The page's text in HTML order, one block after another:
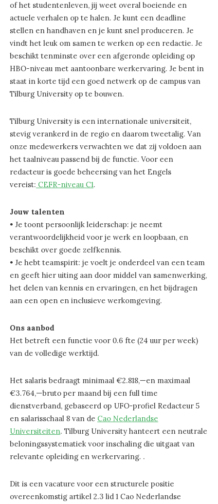
of het studentenleven, jij weet overal boeiende en
actuele verhalen op te halen. Je kunt een deadline
stellen en handhaven en je kunt snel produceren. Je
vindt het leuk om samen te werken op een redactie. Je
beschikt tenminste over een afgeronde opleiding op
HBO-niveau met aantoonbare werkervaring. Je bent in
staat in korte tijd een goed netwerk op de campus van
Tilburg University op te bouwen.
Tilburg University is een internationale universiteit,
stevig verankerd in de regio en daarom tweetalig. Van
onze medewerkers verwachten we dat zij voldoen aan
het taalniveau passend bij de functie. Voor een
redacteur is goede beheersing van het Engels
vereist: CEFR-niveau C1.
Jouw talenten
• Je toont persoonlijk leiderschap: je neemt
verantwoordelijkheid voor je werk en loopbaan, en
beschikt over goede zelfkennis.
• Je hebt teamspirit: je voelt je onderdeel van een team
en geeft hier uiting aan door middel van samenwerking,
het delen van kennis en ervaringen, en het bijdragen
aan een open en inclusieve werkomgeving.
Ons aanbod
Het betreft een functie voor 0.6 fte (24 uur per week)
van de volledige werktijd.
Het salaris bedraagt minimaal €2.818,—en maximaal
€3.764,—bruto per maand bij een full time
dienstverband, gebaseerd op UFO-profiel Redacteur 5
en salarisschaal 8 van de Cao Nederlandse
Universiteiten. Tilburg University hanteert een neutrale
beloningssystematiek voor inschaling die uitgaat van
relevante opleiding en werkervaring. .
Dit is een vacature voor een structurele positie
overeenkomstig artikel 2.3 lid 1 Cao Nederlandse